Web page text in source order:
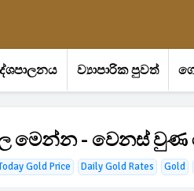
ව්‍යාපාරික පුවත්
මෙන්න - වෙනස්
Gold Price Daily Gold Rates Gold